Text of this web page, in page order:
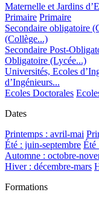
Maternelle et Jardins
Primaire Primaire
Secondaire obligatoire
(Collège...)
Secondaire Post-
Obligatoire (Lycée...)
Universités, Ecoles
d’Ingénieurs...
Ecoles Doctorales
Dates
Printemps : avril-mai
Été : juin-septembre Été
Automne : octobre-
Hiver : décembre-mars
Formations